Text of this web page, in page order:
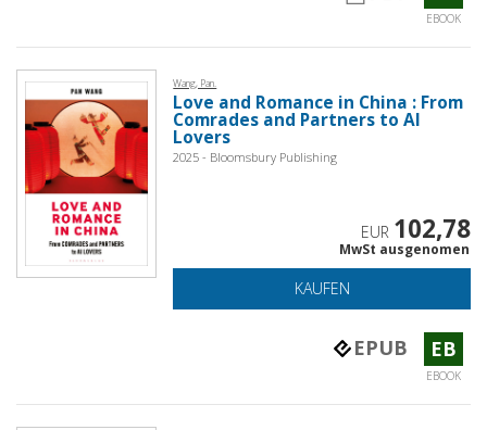
EBOOK
Wang, Pan.
Love and Romance in China : From
Comrades and Partners to AI
Lovers
2025 - Bloomsbury Publishing
EUR 102,78
MwSt ausgenomen
KAUFEN
EPUB EB
EBOOK